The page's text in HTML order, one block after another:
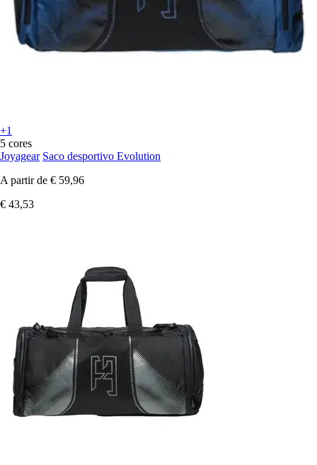
+1
5 cores
Joyagear Saco desportivo Evolution
A partir de € 59,96
€ 43,53